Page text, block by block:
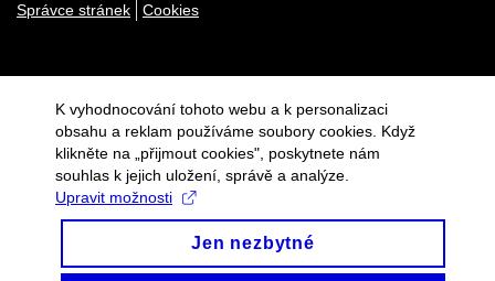
Správce stránek
Cookies
K vyhodnocování tohoto webu a k personalizaci
obsahu a reklam používáme soubory cookies. Když
klikněte na „přijmout cookies", poskytnete nám
souhlas k jejich uložení, správě a analýze.
Upravit možnosti
Jen nezbytné